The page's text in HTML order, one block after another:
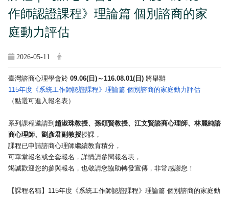
作師認證課程》理論篇 個別諮商的家
庭動力評估
2026-05-11
臺灣諮商心理學會於 09.06(日)～116.08.01( 日 ) 將舉辦
115年度《系統工作師認證課程》理論篇 個別諮商的家庭動力評估
（點選可進入報名表）
系列課程邀請到 趙淑珠教授、孫頌賢教授、江文賢諮商心理師、 林麗純諮
商心理師、劉彥君副教授授課，
課程已申請諮商心理師繼續教育積分，
可單堂報名或全套報名，詳情請參閱報名表，
竭誠歡迎您的參與報名，也敬請您協助轉發宣傳，非常感謝您！
【課程名稱】115年度《系統工作師認證課程》理論篇 個別諮商的家庭動